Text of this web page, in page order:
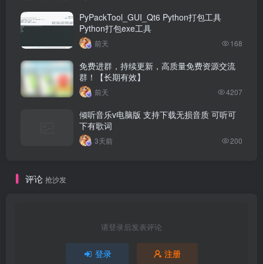
PyPackTool_GUI_Qt6 Python打包工具
Python打包exe工具
前天 168
免费进群，持续更新，高质量免费资源交流
群！【长期有效】
前天 4207
倾听音乐v电脑版 支持下载无损音质 可听可
下有歌词
3天前 200
评论 抢沙发
请登录后发表评论
登录 注册